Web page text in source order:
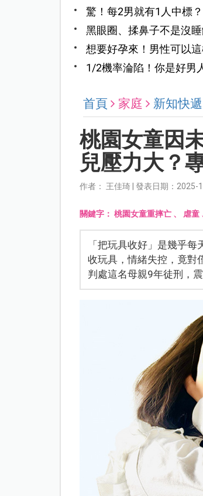
驚！每2男就有1人中標
黑眼圈、揉鼻子不是沒
想要好孕來！男性可以
1/2機率淪陷！你是好男
首頁 家庭 新知快遞
桃園女童因
兒壓力大？
作者： 王佳琦 | 發表日期：2025-
關鍵字：桃園女童重摔亡 、 虐童
「把玩具收好」是幾乎
收玩具，情緒失控，竟對
判處這名母親9年徒刑，震